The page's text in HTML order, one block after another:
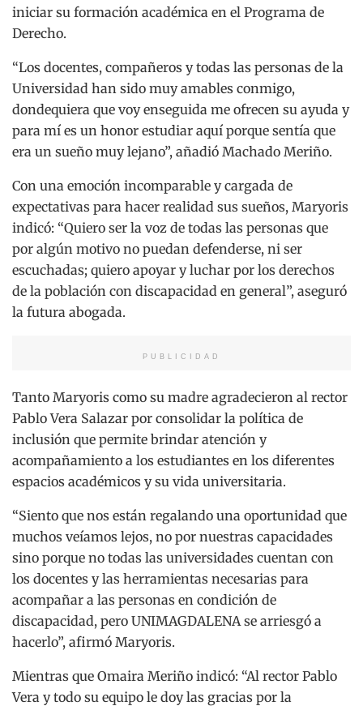
iniciar su formación académica en el Programa de
Derecho.
“Los docentes, compañeros y todas las personas de la
Universidad han sido muy amables conmigo,
dondequiera que voy enseguida me ofrecen su ayuda y
para mí es un honor estudiar aquí porque sentía que
era un sueño muy lejano”, añadió Machado Meriño.
Con una emoción incomparable y cargada de
expectativas para hacer realidad sus sueños, Maryoris
indicó: “Quiero ser la voz de todas las personas que
por algún motivo no puedan defenderse, ni ser
escuchadas; quiero apoyar y luchar por los derechos
de la población con discapacidad en general”, aseguró
la futura abogada.
PUBLICIDAD
Tanto Maryoris como su madre agradecieron al rector
Pablo Vera Salazar por consolidar la política de
inclusión que permite brindar atención y
acompañamiento a los estudiantes en los diferentes
espacios académicos y su vida universitaria.
“Siento que nos están regalando una oportunidad que
muchos veíamos lejos, no por nuestras capacidades
sino porque no todas las universidades cuentan con
los docentes y las herramientas necesarias para
acompañar a las personas en condición de
discapacidad, pero UNIMAGDALENA se arriesgó a
hacerlo”, afirmó Maryoris.
Mientras que Omaira Meriño indicó: “Al rector Pablo
Vera y todo su equipo le doy las gracias por la